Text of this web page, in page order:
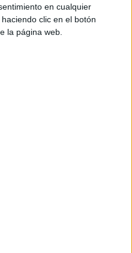
en cualquier
clic en el botón
la página web.
el bautizo de Fidela en